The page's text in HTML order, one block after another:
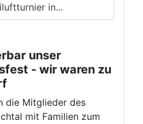
in...
unser
- wir waren zu
die Mitglieder des
mit Familien zum